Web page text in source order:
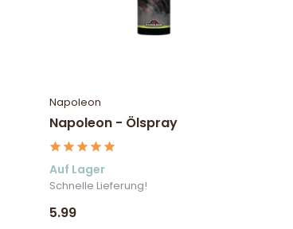
Napoleon
Napoleon - Ölspray
Auf Lager
Schnelle Lieferung!
5.99